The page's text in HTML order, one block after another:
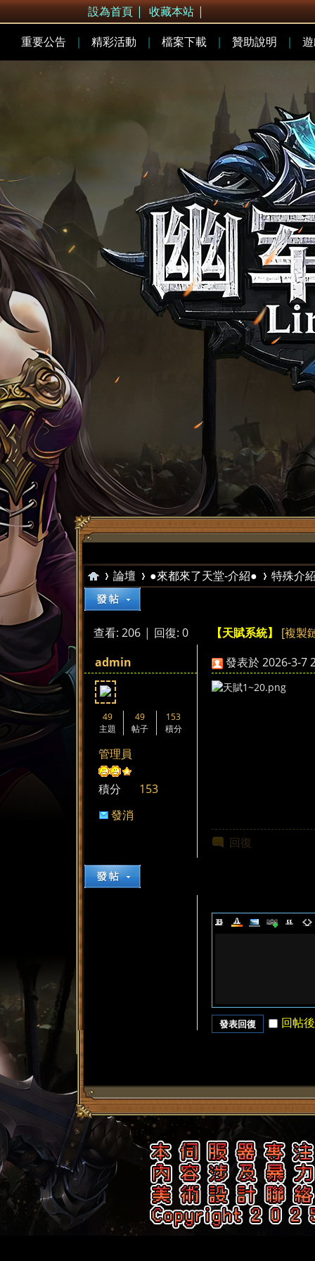
設為首頁 | 收藏本站 |
來
都
天
»
論壇
›
●來都來了天堂-介紹●
›
特殊介
查看: 206 | 回復: 0 【天賦系統】
[複製
admin
49
主題
49
帖子
153
積分
管理員
積分
153
發消
發表於 2026-3-7
回復
發表回復 回帖